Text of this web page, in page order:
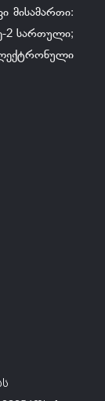
მისამართი:
2 სართული;